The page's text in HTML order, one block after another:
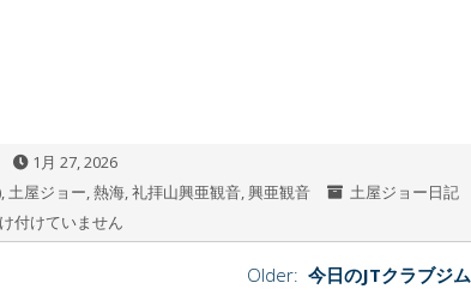
1月 27, 2026
,土屋ジョー,熱海,礼拝山興亜観音,興亜観音
土屋ジョー日記
付けていません
Older: 今日のJTクラブジム